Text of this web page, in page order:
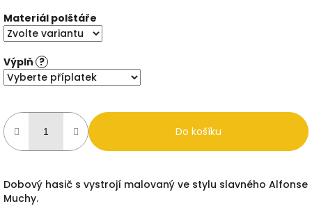
Materiál polštáře
Výplň ?
Do košíku
Dobový hasič s vystrojí malovaný ve stylu slavného Alfonse
Muchy.